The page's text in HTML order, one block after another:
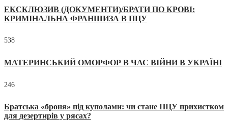
ЕКСКЛЮЗИВ (ДОКУМЕНТИ)/БРАТИ ПО КРОВІ:
КРИМІНАЛЬНА ФРАНШИЗА В ПЦУ
538
МАТЕРИНСЬКИЙ ОМОРФОР В ЧАС ВІЙНИ В УКРАЇНІ
246
Братська «броня» під куполами: чи стане ПЦУ прихистком
для дезертирів у рясах?